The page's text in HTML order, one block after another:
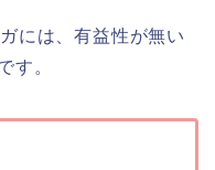
には、有益性が無い
す。